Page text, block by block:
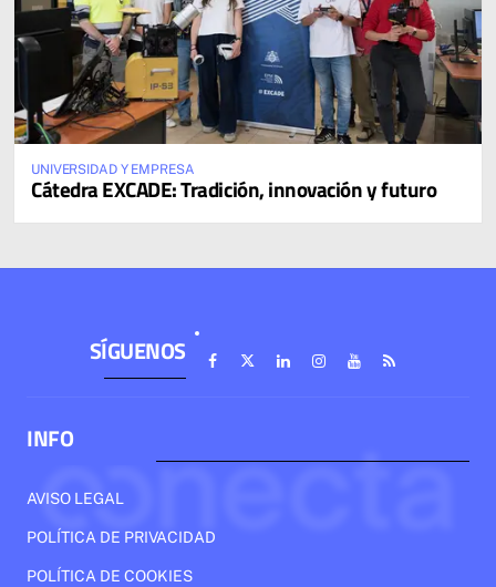
UNIVERSIDAD Y EMPRESA
Cátedra EXCADE: Tradición, innovación y futuro
SÍGUENOS
INFO
AVISO LEGAL
POLÍTICA DE PRIVACIDAD
POLÍTICA DE COOKIES